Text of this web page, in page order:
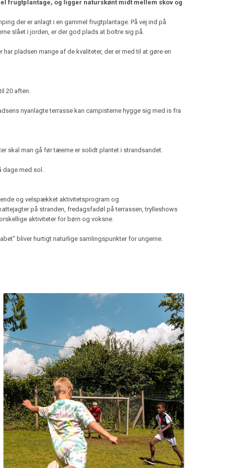
frugtplantage, og ligger naturskønt midt mellem skov og
der er anlagt i en gammel frugtplantage. På vej ind på
slået i jorden, er der god plads at boltre sig på.
pladsen mange af de kvaliteter, der er med til at gøre en
20 aften.
nyanlagte terrasse kan campisterne hygge sig med is fra
skal man gå før tæerne er solidt plantet i strandsandet.
dage med sol.
og velspækket aktivitetsprogram og
på stranden, fredagsfadøl på terrassen, trylleshows
aktiviteter for børn og voksne.
bliver hurtigt naturlige samlingspunkter for ungerne.